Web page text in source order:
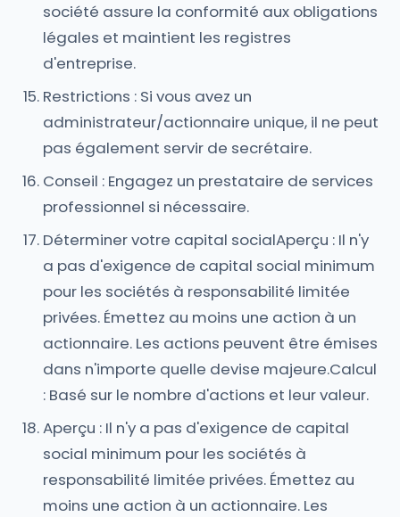
société assure la conformité aux obligations
légales et maintient les registres
d'entreprise.
Restrictions : Si vous avez un
administrateur/actionnaire unique, il ne peut
pas également servir de secrétaire.
Conseil : Engagez un prestataire de services
professionnel si nécessaire.
Déterminer votre capital socialAperçu : Il n'y
a pas d'exigence de capital social minimum
pour les sociétés à responsabilité limitée
privées. Émettez au moins une action à un
actionnaire. Les actions peuvent être émises
dans n'importe quelle devise majeure.Calcul
: Basé sur le nombre d'actions et leur valeur.
Aperçu : Il n'y a pas d'exigence de capital
social minimum pour les sociétés à
responsabilité limitée privées. Émettez au
moins une action à un actionnaire. Les